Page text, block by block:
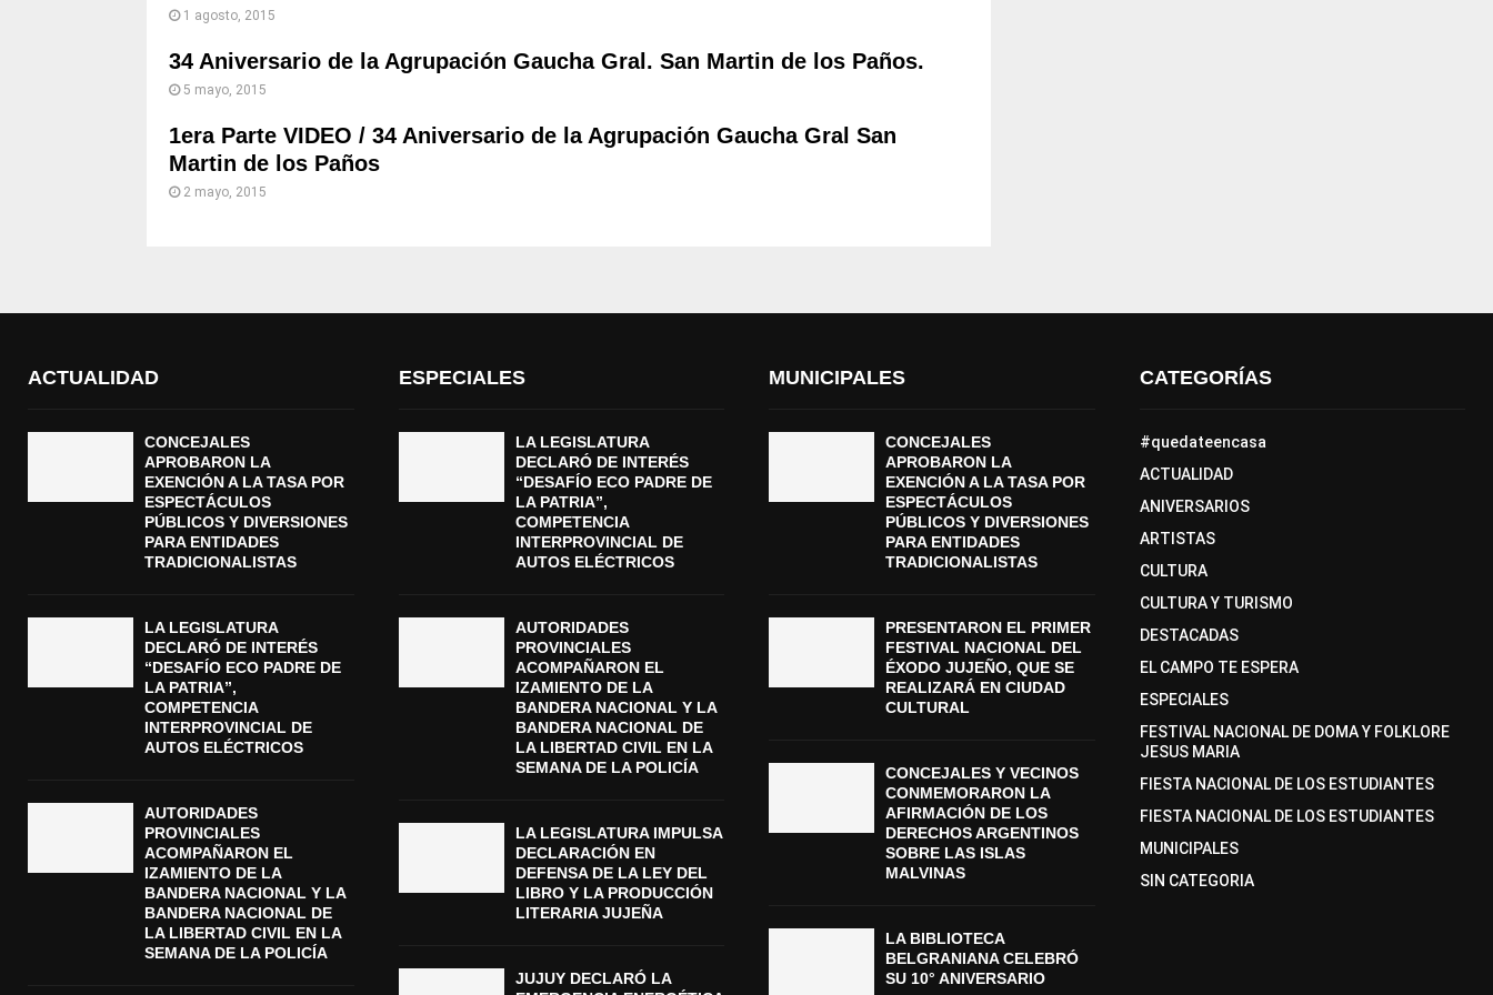
1 agosto, 2015
34 Aniversario de la Agrupación Gaucha Gral. San Martin de los Paños.
5 mayo, 2015
1era Parte VIDEO / 34 Aniversario de la Agrupación Gaucha Gral San
Martin de los Paños
2 mayo, 2015
ACTUALIDAD
CONCEJALES
APROBARON LA
EXENCIÓN A LA TASA POR
ESPECTÁCULOS
PÚBLICOS Y DIVERSIONES
PARA ENTIDADES
TRADICIONALISTAS
LA LEGISLATURA
DECLARÓ DE INTERÉS
“DESAFÍO ECO PADRE DE
LA PATRIA”,
COMPETENCIA
INTERPROVINCIAL DE
AUTOS ELÉCTRICOS
AUTORIDADES
PROVINCIALES
ACOMPAÑARON EL
IZAMIENTO DE LA
BANDERA NACIONAL Y LA
BANDERA NACIONAL DE
LA LIBERTAD CIVIL EN LA
SEMANA DE LA POLICÍA
ESPECIALES
LA LEGISLATURA
DECLARÓ DE INTERÉS
“DESAFÍO ECO PADRE DE
LA PATRIA”,
COMPETENCIA
INTERPROVINCIAL DE
AUTOS ELÉCTRICOS
AUTORIDADES
PROVINCIALES
ACOMPAÑARON EL
IZAMIENTO DE LA
BANDERA NACIONAL Y LA
BANDERA NACIONAL DE
LA LIBERTAD CIVIL EN LA
SEMANA DE LA POLICÍA
LA LEGISLATURA IMPULSA
DECLARACIÓN EN
DEFENSA DE LA LEY DEL
LIBRO Y LA PRODUCCIÓN
LITERARIA JUJEÑA
JUJUY DECLARÓ LA
MUNICIPALES
CONCEJALES
APROBARON LA
EXENCIÓN A LA TASA POR
ESPECTÁCULOS
PÚBLICOS Y DIVERSIONES
PARA ENTIDADES
TRADICIONALISTAS
PRESENTARON EL PRIMER
FESTIVAL NACIONAL DEL
ÉXODO JUJEÑO, QUE SE
REALIZARÁ EN CIUDAD
CULTURAL
CONCEJALES Y VECINOS
CONMEMORARON LA
AFIRMACIÓN DE LOS
DERECHOS ARGENTINOS
SOBRE LAS ISLAS
MALVINAS
LA BIBLIOTECA
BELGRANIANA CELEBRÓ
SU 10° ANIVERSARIO
CATEGORÍAS
#quedateencasa
ACTUALIDAD
ANIVERSARIOS
ARTISTAS
CULTURA
CULTURA Y TURISMO
DESTACADAS
EL CAMPO TE ESPERA
ESPECIALES
FESTIVAL NACIONAL DE DOMA Y FOLKLORE
JESUS MARIA
FIESTA NACIONAL DE LOS ESTUDIANTES
FIESTA NACIONAL DE LOS ESTUDIANTES
MUNICIPALES
SIN CATEGORIA